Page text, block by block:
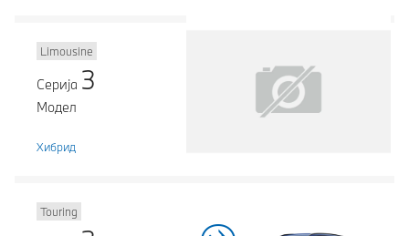
Limousine
Серија 3
Модел
Хибрид
Touring